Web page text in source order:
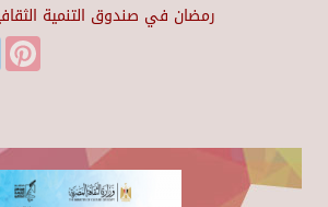
رمضان في صندوق التنمية الثقافية
Twitter